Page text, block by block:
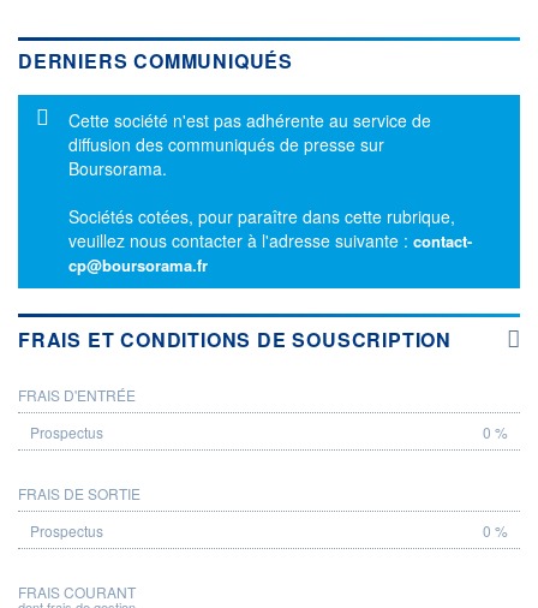
DERNIERS COMMUNIQUÉS
Message d'information
Cette société n'est pas adhérente au service de
diffusion des communiqués de presse sur
Boursorama.
Sociétés cotées, pour paraître dans cette rubrique,
veuillez nous contacter à l'adresse suivante : contact-
cp@boursorama.fr
FRAIS ET CONDITIONS DE SOUSCRIPTION
PROSPECTUS
FRAIS D'ENTRÉE
0 %
FRAIS DE SORTIE
0 %
FRAIS COURANT